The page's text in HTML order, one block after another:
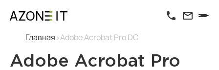
Главная Adobe Acrobat Pro DC
Adobe Acrobat Pro